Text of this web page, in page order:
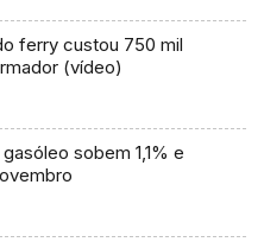
ferry custou 750 mil
(vídeo)
sobem 1,1% e